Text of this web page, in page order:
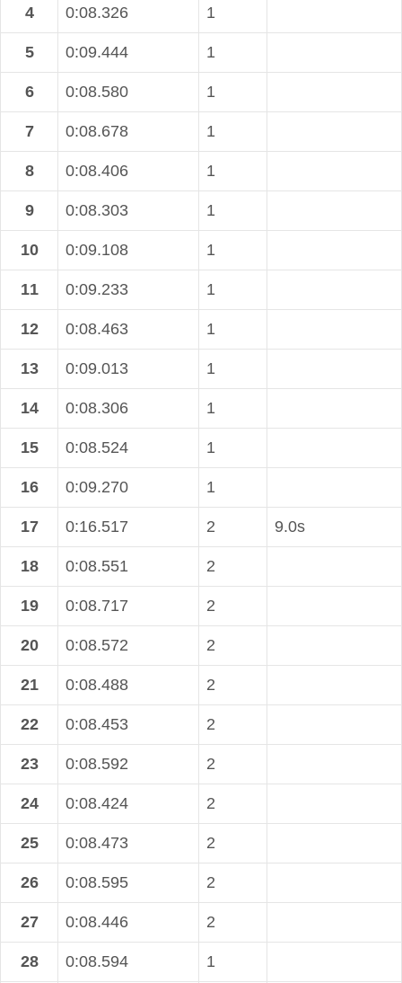
4 0:08.326 1
5 0:09.444 1
6 0:08.580 1
7 0:08.678 1
8 0:08.406 1
9 0:08.303 1
10 0:09.108 1
11 0:09.233 1
12 0:08.463 1
13 0:09.013 1
14 0:08.306 1
15 0:08.524 1
16 0:09.270 1
17 0:16.517 2 9.0s
18 0:08.551 2
19 0:08.717 2
20 0:08.572 2
21 0:08.488 2
22 0:08.453 2
23 0:08.592 2
24 0:08.424 2
25 0:08.473 2
26 0:08.595 2
27 0:08.446 2
28 0:08.594 1